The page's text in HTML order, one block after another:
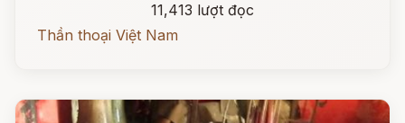
11,413 lượt đọc
Thần thoại Việt Nam